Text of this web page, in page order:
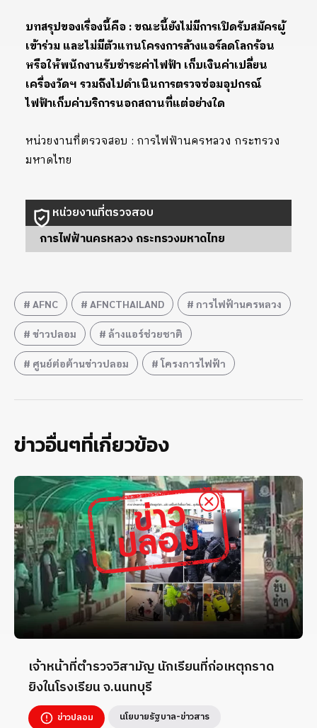
บทสรุปของเรื่องนี้คือ : ขณะนี้ยังไม่มีการเปิดรับสมัครผู้
เข้าร่วม และไม่มีตัวแทนโครงการล้างแอร์ลดโลกร้อน
หรือให้พนักงานรับชำระค่าไฟฟ้า เก็บเงินค่าเปลี่ยน
เครื่องวัดฯ รวมถึงไปดำเนินการตรวจซ่อมอุปกรณ์
ไฟฟ้าเก็บค่าบริการนอกสถานที่แต่อย่างใด
หน่วยงานที่ตรวจสอบ : การไฟฟ้านครหลวง กระทรวง
มหาดไทย
หน่วยงานที่ตรวจสอบ
การไฟฟ้านครหลวง กระทรวงมหาดไทย
AFNC AFNCTHAILAND การไฟฟ้านครหลวง
ข่าวปลอม ล้างแอร์ช่วยชาติ
ศูนย์ต่อต้านข่าวปลอม โครงการไฟฟ้า
ข่าวอื่นๆที่เกี่ยวข้อง
เจ้าหน้าที่ตำรวจวิสามัญ นักเรียนที่ก่อเหตุกราด
ยิงในโรงเรียน จ.นนทบุรี
ข่าวปลอม นโยบายรัฐบาล-ข่าวสาร